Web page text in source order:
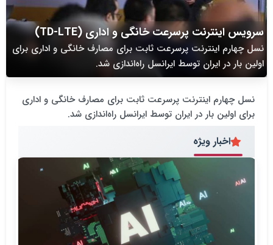
سرویس اینترنت پرسرعت خانگی و اداری (TD-LTE)
نسل چهارم اینترنت پرسرعت ثابت برای مصارف خانگی و اداری برای
اولین بار در ایران توسط ایرانسل راه‌اندازی شد.
نسل چهارم اینترنت پرسرعت ثابت برای مصارف خانگی و اداری
برای اولین بار در ایران توسط ایرانسل راه‌اندازی شد.
اخبار ویژه